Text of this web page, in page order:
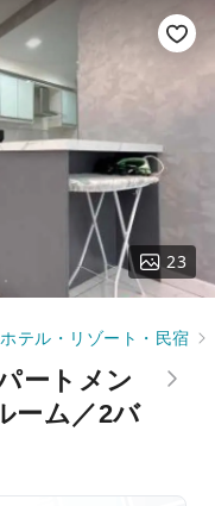
23
テル・リゾート・民宿
ートメン
ーム／2バ